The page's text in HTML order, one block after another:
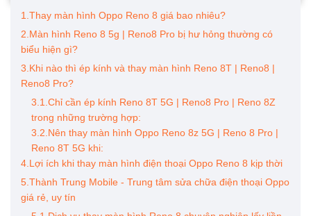
1.Thay màn hình Oppo Reno 8 giá bao nhiêu?
2.Màn hình Reno 8 5g | Reno8 Pro bị hư hỏng thường có
biểu hiện gì?
3.Khi nào thì ép kính và thay màn hình Reno 8T | Reno8 |
Reno8 Pro?
3.1.Chỉ cần ép kính Reno 8T 5G | Reno8 Pro | Reno 8Z
trong những trường hợp:
3.2.Nên thay màn hình Oppo Reno 8z 5G | Reno 8 Pro |
Reno 8T 5G khi:
4.Lợi ích khi thay màn hình điện thoại Oppo Reno 8 kịp thời
5.Thành Trung Mobile - Trung tâm sửa chữa điện thoại Oppo
giá rẻ, uy tín